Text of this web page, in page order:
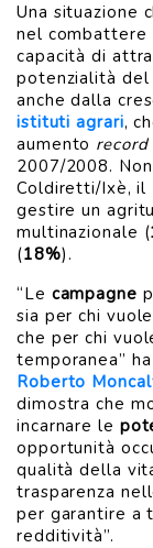
Una situazione
nel combattere
capacità di
potenzialità
anche dalla
istituti agrari,
aumento record
2007/2008.
Coldiretti/Ixè, il
gestire un
multinazionale (
(18%).
“Le campagne
sia per chi
che per chi
temporanea”
Roberto
dimostra che
incarnare le
opportunità
qualità della
trasparenza
per garantire a
redditività”.